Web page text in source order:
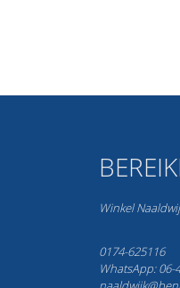
Winkel
0174-625116
WhatsApp: 06-